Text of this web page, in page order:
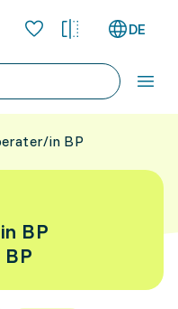
DE
in BP
BP